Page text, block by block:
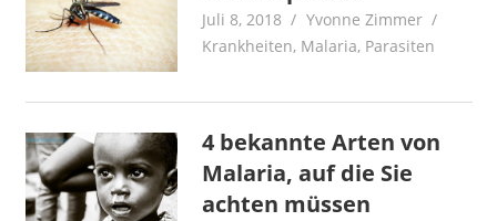
Juli 8, 2018
Yvonne Zimmer
Krankheiten, Malaria, Parasiten
4 bekannte Arten von
Malaria, auf die Sie
achten müssen